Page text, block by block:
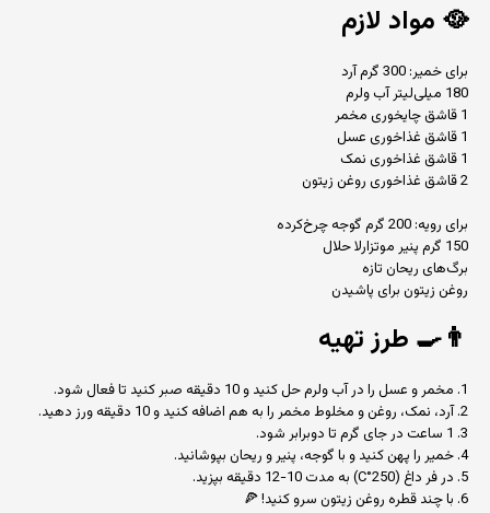
🥘 مواد لازم
برای خمیر: 300 گرم آرد
180 میلی‌لیتر آب ولرم
1 قاشق چایخوری مخمر
1 قاشق غذاخوری عسل
1 قاشق غذاخوری نمک
2 قاشق غذاخوری روغن زیتون
برای رویه: 200 گرم گوجه چرخ‌کرده
150 گرم پنیر موتزارلا حلال
برگ‌های ریحان تازه
روغن زیتون برای پاشیدن
👨‍🍳 طرز تهیه
1. مخمر و عسل را در آب ولرم حل کنید و 10 دقیقه صبر کنید تا فعال شود.
2. آرد، نمک، روغن و مخلوط مخمر را به هم اضافه کنید و 10 دقیقه ورز دهید.
3. 1 ساعت در جای گرم تا دوبرابر شود.
4. خمیر را پهن کنید و با گوجه، پنیر و ریحان بپوشانید.
5. در فر داغ (250°C) به مدت 10-12 دقیقه بپزید.
6. با چند قطره روغن زیتون سرو کنید! 🍕